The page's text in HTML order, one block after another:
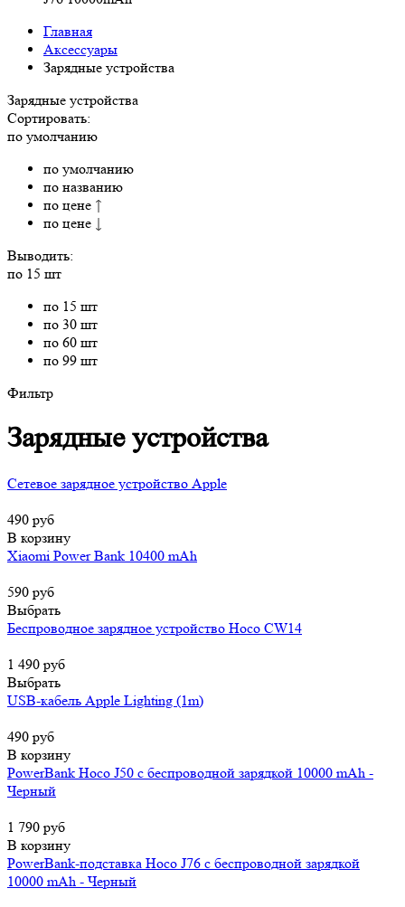
Главная
Аксессуары
Зарядные устройства
Зарядные устройства
Сортировать:
по умолчанию
по умолчанию
по названию
по цене ↑
по цене ↓
Выводить:
по 15 шт
по 15 шт
по 30 шт
по 60 шт
по 99 шт
Фильтр
Зарядные устройства
Сетевое зарядное устройство Apple
490 руб
В корзину
Xiaomi Power Bank 10400 mAh
590 руб
Выбрать
Беспроводное зарядное устройство Hoco CW14
1 490 руб
Выбрать
USB-кабель Apple Lighting (1m)
490 руб
В корзину
PowerBank Hoco J50 с беспроводной зарядкой 10000 mAh -
Черный
1 790 руб
В корзину
PowerBank-подставка Hoco J76 с беспроводной зарядкой
10000 mAh - Черный